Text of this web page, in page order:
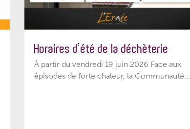
Horaires d’été de la déchèterie
À partir du vendredi 19 juin 2026 Face aux
épisodes de forte chaleur, la Communauté...